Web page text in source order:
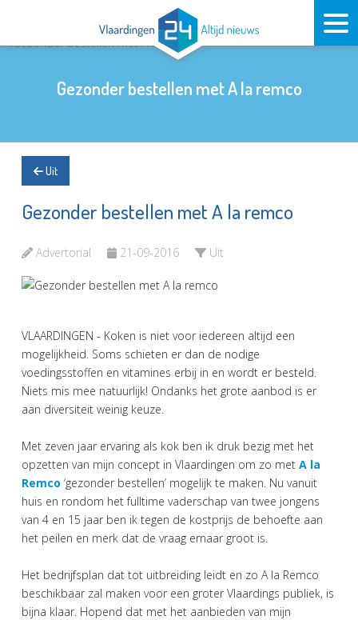
Gezonder bestellen met A la remco
Uit
Gezonder bestellen met A la remco
Advertorial 21-09-2016 Uit
VLAARDINGEN - Koken is niet voor iedereen altijd een
mogelijkheid. Soms schieten er dan de nodige
voedingsstoffen en vitamines erbij in en wordt er besteld.
Niets mis mee natuurlijk! Ondanks het grote aanbod is er
aan diversiteit weinig keuze.
Met zeven jaar ervaring als kok ben ik druk bezig met het
opzetten van mijn concept in Vlaardingen om zo met A la
Remco ‘gezonder bestellen’ mogelijk te maken. Nu vanuit
huis en rondom het fulltime vaderschap van twee jongens
van 4 en 15 jaar ben ik tegen de kostprijs de behoefte aan
het peilen en merk dat de vraag ernaar groot is.
Het bedrijfsplan dat tot uitbreiding leidt en zo A la Remco
beschikbaar zal maken voor een groter Vlaardings publiek, is
bijna klaar. Hopend dat met het aanbieden van mijn